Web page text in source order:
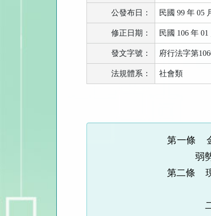
公發布日： 民國 99 年 05
修正日期： 民國 106 年 01
發文字號： 府行法字第
法規體系： 社會類
功
第一條
弱
第二條